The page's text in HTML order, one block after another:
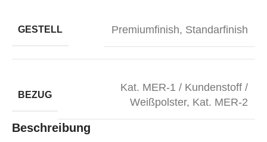
GESTELL Premiumfinish, Standarfinish
BEZUG
Kat. MER-1 / Kundenstoff /
Weißpolster, Kat. MER-2
Beschreibung